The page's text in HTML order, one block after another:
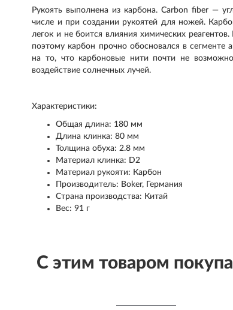
Рукоять выполнена из карбона. Carbon fiber —
числе и при создании рукоятей для ножей.
легок и не боится влияния химических
поэтому карбон прочно обосновался в сегменте
на то, что карбоновые нити почти не
воздействие солнечных лучей.
Характеристики:
Общая длина: 180 мм
Длина клинка: 80 мм
Толщина обуха: 2.8 мм
Материал клинка: D2
Материал рукояти: Карбон
Производитель: Boker, Германия
Страна производства: Китай
Вес: 91 г
С этим товаром